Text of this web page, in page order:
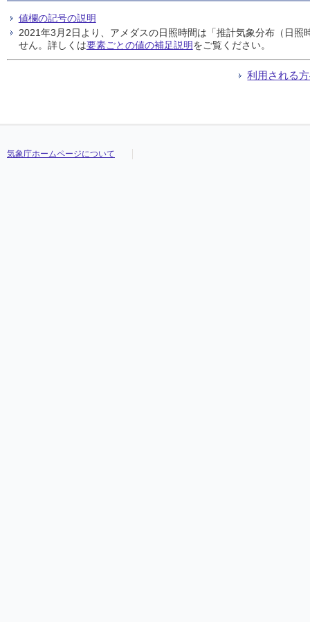
値欄の記号の説明
2021年3月2日より、アメダスの日照時間は「推計気象分布（日
せん。詳しくは要素ごとの値の補足説明をご覧ください。
利用される
気象庁ホームページについて